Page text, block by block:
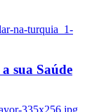
na-turquia_1-
sua Saúde
335x256.jpg